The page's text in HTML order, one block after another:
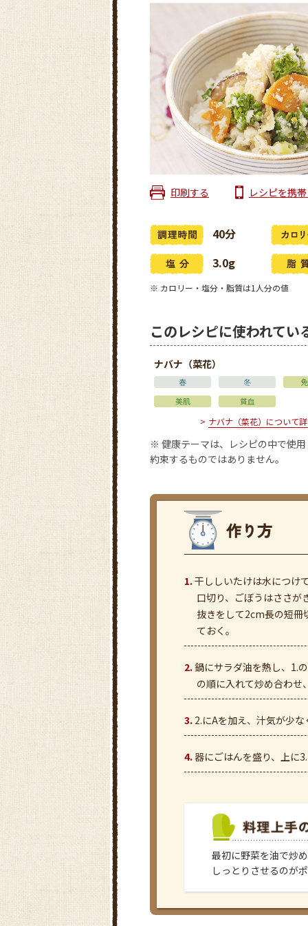
印刷する レシピを携
40分
3.0g
※ カロリー・塩分・脂質は1人分の値
このレシピに使われて
ナバナ（菜花）
春 冬
美肌
貧血
ナバナ（菜花）について
※ 健康テーマは、レシピの中で使
約束するものではありません。
干ししいたけは水につけ
口切り、ごぼうはささが
抜きをして2cm長の短冊
ておく。
鍋にサラダ油を熱し、1.
の順に入れて炒め合わせ
2.にAを加え、汁気が少
器にごはんを盛り、上に
最初に野菜を油で炒
しっとりさせるのが